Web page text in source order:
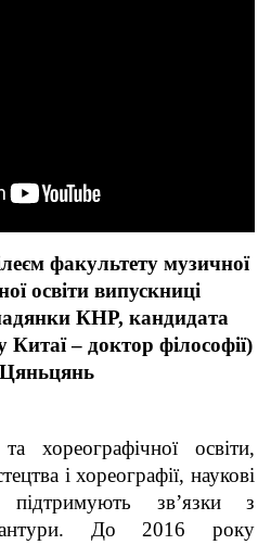
факультету музичної
освіти випускниці
КНР, кандидата
Китаї – доктор філософії)
хореографічної освіти,
і хореографії, наукові
підтримують зв’язки з
До 2016 року